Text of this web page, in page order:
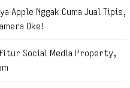
Apple Nggak Cuma Jual Tipis,
Oke!
Social Media Property,